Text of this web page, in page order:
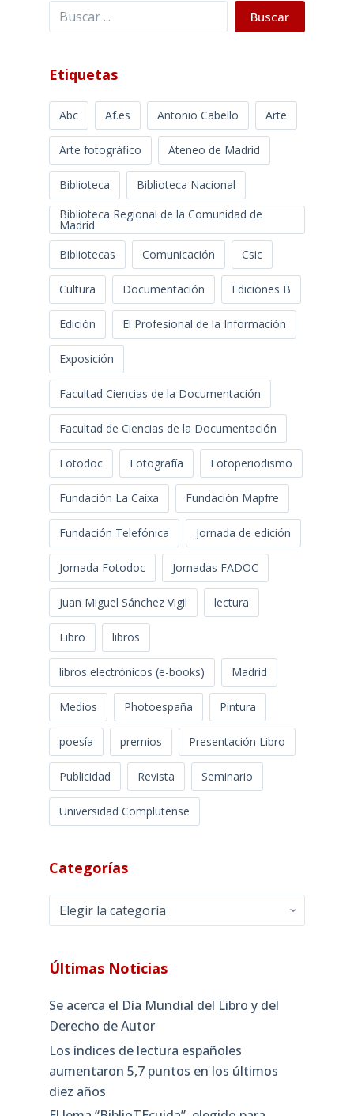
Buscar Buscar
Etiquetas
Abc Af.es Antonio Cabello Arte
Arte fotográfico Ateneo de Madrid
Biblioteca
Biblioteca Nacional
Biblioteca Regional de la Comunidad de
Madrid
Bibliotecas
Comunicación Csic
Cultura Documentación Ediciones B
Edición El Profesional de la Información
Exposición
Facultad Ciencias de la Documentación
Facultad de Ciencias de la Documentación
Fotodoc Fotografía Fotoperiodismo
Fundación La Caixa Fundación Mapfre
Fundación Telefónica Jornada de edición
Jornada Fotodoc Jornadas FADOC
Juan Miguel Sánchez Vigil lectura
Libro libros
libros electrónicos (e-books) Madrid
Medios Photoespaña Pintura
poesía premios Presentación Libro
Publicidad Revista Seminario
Universidad Complutense
Categorías
Categorías
Últimas Noticias
Se acerca el Día Mundial del Libro y del
Derecho de Autor
Los índices de lectura españoles
aumentaron 5,7 puntos en los últimos
diez años